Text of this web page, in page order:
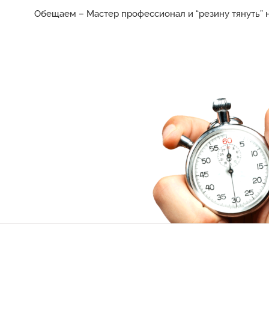
Обещаем – Мастер профессионал и “резину тянуть”